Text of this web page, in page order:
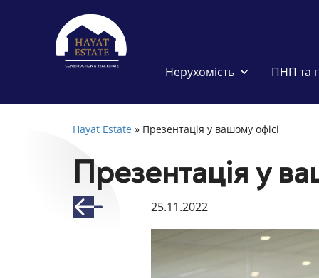
Нерухомість ПНП та
Hayat Estate » Презентація у вашому офісі
Презентація у
25.11.2022